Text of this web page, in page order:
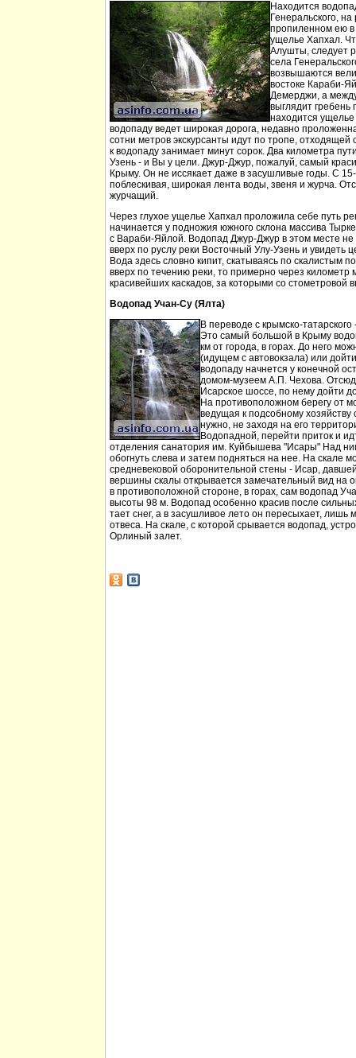
Находится
Генеральского,
пропиленном ею в
ущелье Хапхал.
Алушты, следует
села
возвышаются
востоке Караби-
Демерджи, а
выглядит гребень
находится
водопаду ведет широкая дорога, недавно
сотни метров экскурсанты идут по тропе, отходящей
к водопаду занимает минут сорок. Два километра
Узень - и Вы у цели. Джур-Джур, пожалуй, самый
Крыму. Он не иссякает даже в засушливые годы. С
поблескивая, широкая лента воды, звеня и журча.
журчащий.
Через глухое ущелье Хапхал проложила себе путь
начинается у подножия южного склона массива
с Вараби-Яйлой. Водопад Джур-Джур в этом месте
вверх по руслу реки Восточный Улу-Узень и увидеть
Вода здесь словно кипит, скатываясь по скалистым
вверх по течению реки, то примерно через километр
красивейших каскадов, за которыми со стометровой
Водопад Учан-Су (Ялта)
В переводе с крымско-
Это самый большой в Крыму
км от города, в горах. До него
(идущем с автовокзала) или
водопаду начнется у конечной
домом-музеем А.П. Чехова.
Исарское шоссе, по нему дойти
На противоположном берегу от
ведущая к подсобному
нужно, не заходя на его
Водопадной, перейти приток и
отделения санатория им. Куйбышева "Исары" Над
обогнуть слева и затем подняться на нее. На скале
средневековой оборонительной стены - Исар,
вершины скалы открывается замечательный вид на
в противоположной стороне, в горах, сам водопад
высоты 98 м. Водопад особенно красив после
тает снег, а в засушливое лето он пересыхает, лишь
отвеса. На скале, с которой срывается водопад,
Орлиный залет.